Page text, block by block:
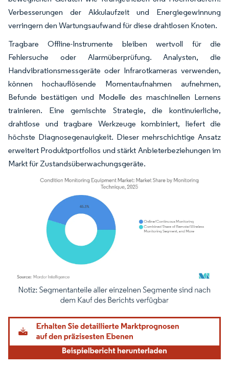
Verbesserungen der Akkulaufzeit und Energiegewinnung
verringern den Wartungsaufwand für diese drahtlosen Knoten.
Tragbare Offline-Instrumente bleiben wertvoll für die
Fehlersuche oder Alarmüberprüfung. Analysten, die
Handvibrationsmessgeräte oder Infrarotkameras verwenden,
können hochauflösende Momentaufnahmen aufnehmen,
Befunde bestätigen und Modelle des maschinellen Lernens
trainieren. Eine gemischte Strategie, die kontinuierliche,
drahtlose und tragbare Werkzeuge kombiniert, liefert die
höchste Diagnosegenauigkeit. Dieser mehrschichtige Ansatz
erweitert Produktportfolios und stärkt Anbieterbeziehungen im
Markt für Zustandsüberwachungsgeräte.
Bild © Mordor Intelligence. Wiederverwendung erfordert Namensnennung